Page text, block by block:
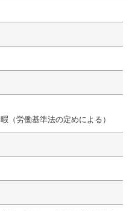
（労働基準法の定めによる）